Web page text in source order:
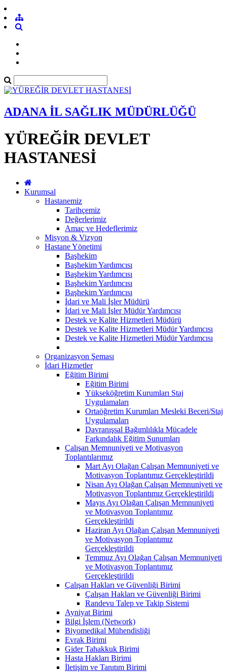
ADANA İL SAĞLIK MÜDÜRLÜĞÜ
YÜREĞİR DEVLET
HASTANESİ
Kurumsal
Hastanemiz
Tarihçemiz
Değerlerimiz
Amaç ve Hedeflerimiz
Misyon & Vizyon
Hastane Yönetimi
Başhekim
Başhekim Yardımcısı
Başhekim Yardımcısı
Başhekim Yardımcısı
Başhekim Yardımcısı
İdari ve Mali İşler Müdürü
İdari ve Mali İşler Müdür Yardımcısı
Destek ve Kalite Hizmetleri Müdürü
Destek ve Kalite Hizmetleri Müdür Yardımcısı
Destek ve Kalite Hizmetleri Müdür Yardımcısı
Organizasyon Şeması
İdari Hizmetler
Eğitim Birimi
Eğitim Birimi
Yükseköğretim Kurumları Staj
Uygulamaları
Ortaöğretim Kurumları Mesleki Beceri/Staj
Uygulamaları
Davranışsal Bağımlılıkla Mücadele
Farkındalık Eğitim Sunumları
Çalışan Memnuniyeti ve Motivasyon
Toplantılarımız
Mart Ayı Olağan Çalışan Memnuniyeti ve
Motivasyon Toplantımız Gerçekleştirildi
Nisan Ayı Olağan Çalışan Memnuniyeti ve
Motivasyon Toplantımız Gerçekleştirildi
Mayıs Ayı Olağan Çalışan Memnuniyeti
ve Motivasyon Toplantımız
Gerçekleştirildi
Haziran Ayı Olağan Çalışan Memnuniyeti
ve Motivasyon Toplantımız
Gerçekleştirildi
Temmuz Ayı Olağan Çalışan Memnuniyeti
ve Motivasyon Toplantımız
Gerçekleştirildi
Çalışan Hakları ve Güvenliği Birimi
Çalışan Hakları ve Güvenliği Birimi
Randevu Talep ve Takip Sistemi
Ayniyat Birimi
Bilgi İşlem (Network)
Biyomedikal Mühendisliği
Evrak Birimi
Gider Tahakkuk Birimi
Hasta Hakları Birimi
İletişim ve Tanıtım Birimi